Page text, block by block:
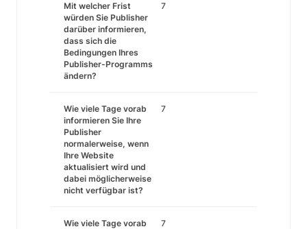
Mit welcher Frist
würden Sie Publisher
darüber informieren,
dass sich die
Bedingungen Ihres
Publisher-Programms
ändern?
7
Wie viele Tage vorab
informieren Sie Ihre
Publisher
normalerweise, wenn
Ihre Website
aktualisiert wird und
dabei möglicherweise
nicht verfügbar ist?
7
Wie viele Tage vorab
7